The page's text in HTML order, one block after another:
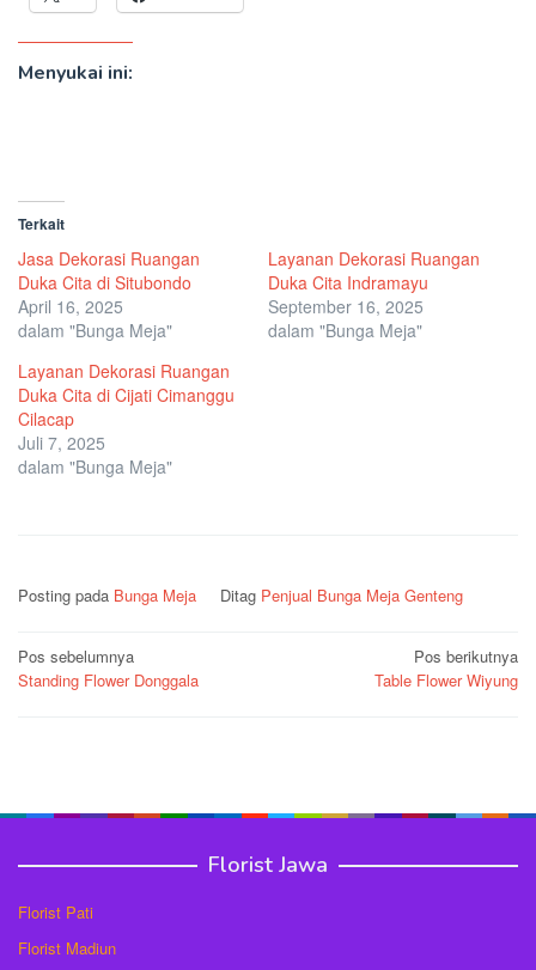
Menyukai ini:
Terkait
Jasa Dekorasi Ruangan
Duka Cita di Situbondo
April 16, 2025
dalam "Bunga Meja"
Layanan Dekorasi Ruangan
Duka Cita Indramayu
September 16, 2025
dalam "Bunga Meja"
Layanan Dekorasi Ruangan
Duka Cita di Cijati Cimanggu
Cilacap
Juli 7, 2025
dalam "Bunga Meja"
Posting pada Bunga Meja Ditag Penjual Bunga Meja Genteng
Navigasi
pos
Pos sebelumnya
Standing Flower Donggala
Pos berikutnya
Table Flower Wiyung
Florist Jawa
Florist Pati
Florist Madiun